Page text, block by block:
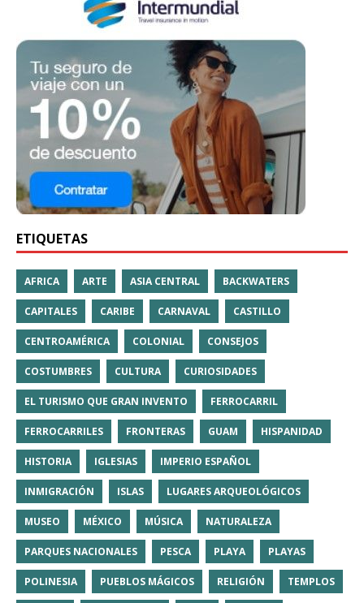
ETIQUETAS
AFRICA ARTE ASIA CENTRAL BACKWATERS
CAPITALES CARIBE CARNAVAL CASTILLO
CENTROAMÉRICA COLONIAL CONSEJOS
COSTUMBRES CULTURA CURIOSIDADES
EL TURISMO QUE GRAN INVENTO FERROCARRIL
FERROCARRILES FRONTERAS GUAM HISPANIDAD
HISTORIA IGLESIAS IMPERIO ESPAÑOL
INMIGRACIÓN ISLAS LUGARES ARQUEOLÓGICOS
MUSEO MÉXICO MÚSICA NATURALEZA
PARQUES NACIONALES PESCA PLAYA PLAYAS
POLINESIA PUEBLOS MÁGICOS RELIGIÓN TEMPLOS